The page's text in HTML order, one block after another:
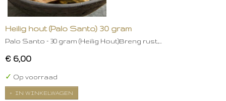
Heilig hout (Palo Santo) 30 gram
Palo Santo – 30 gram (Heilig Hout)Breng rust,…
€ 6,00
✓ Op voorraad
IN WINKELWAGEN